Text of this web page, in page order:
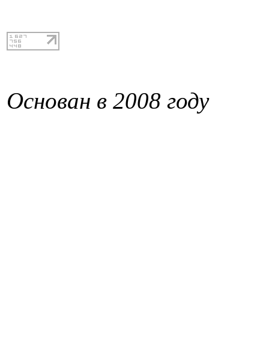
Основан в 2008 году